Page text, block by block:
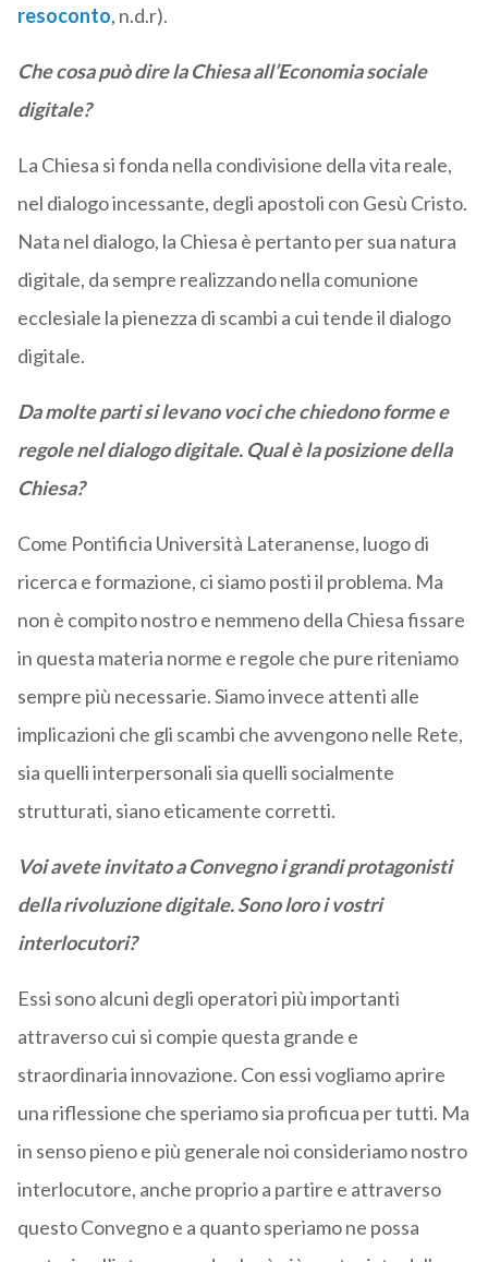
resoconto, n.d.r).
Che cosa può dire la Chiesa all’Economia sociale
digitale?
La Chiesa si fonda nella condivisione della vita reale,
nel dialogo incessante, degli apostoli con Gesù Cristo.
Nata nel dialogo, la Chiesa è pertanto per sua natura
digitale, da sempre realizzando nella comunione
ecclesiale la pienezza di scambi a cui tende il dialogo
digitale.
Da molte parti si levano voci che chiedono forme e
regole nel dialogo digitale. Qual è la posizione della
Chiesa?
Come Pontificia Università Lateranense, luogo di
ricerca e formazione, ci siamo posti il problema. Ma
non è compito nostro e nemmeno della Chiesa fissare
in questa materia norme e regole che pure riteniamo
sempre più necessarie. Siamo invece attenti alle
implicazioni che gli scambi che avvengono nelle Rete,
sia quelli interpersonali sia quelli socialmente
strutturati, siano eticamente corretti.
Voi avete invitato a Convegno i grandi protagonisti
della rivoluzione digitale. Sono loro i vostri
interlocutori?
Essi sono alcuni degli operatori più importanti
attraverso cui si compie questa grande e
straordinaria innovazione. Con essi vogliamo aprire
una riflessione che speriamo sia proficua per tutti. Ma
in senso pieno e più generale noi consideriamo nostro
interlocutore, anche proprio a partire e attraverso
questo Convegno e a quanto speriamo ne possa